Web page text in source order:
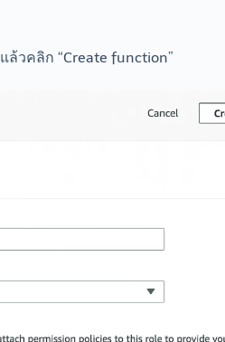
แล้วคลิก “Create function”